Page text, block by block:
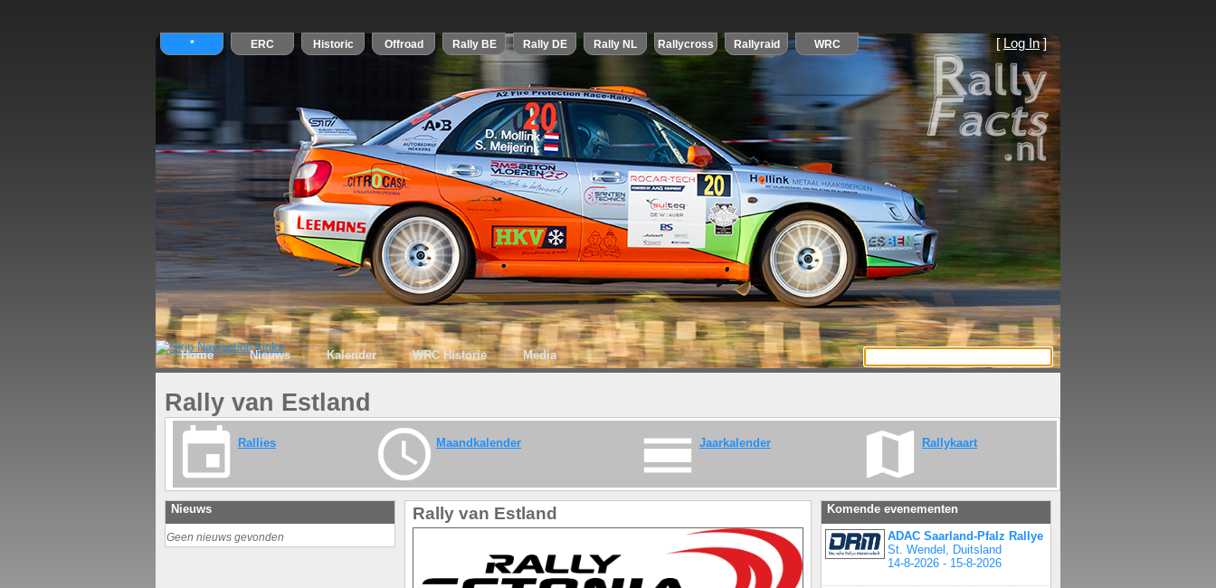
[ Log In]
Home Nieuws Kalender WRC Historie Media
Rally van Estland
Rallies Maandkalender Jaarkalender Rallykaart
Nieuws
Geen nieuws gevonden
Rally van Estland
Komende evenementen
ADAC Saarland-Pfalz Rallye
St. Wendel, Duitsland
14-8-2026 - 15-8-2026